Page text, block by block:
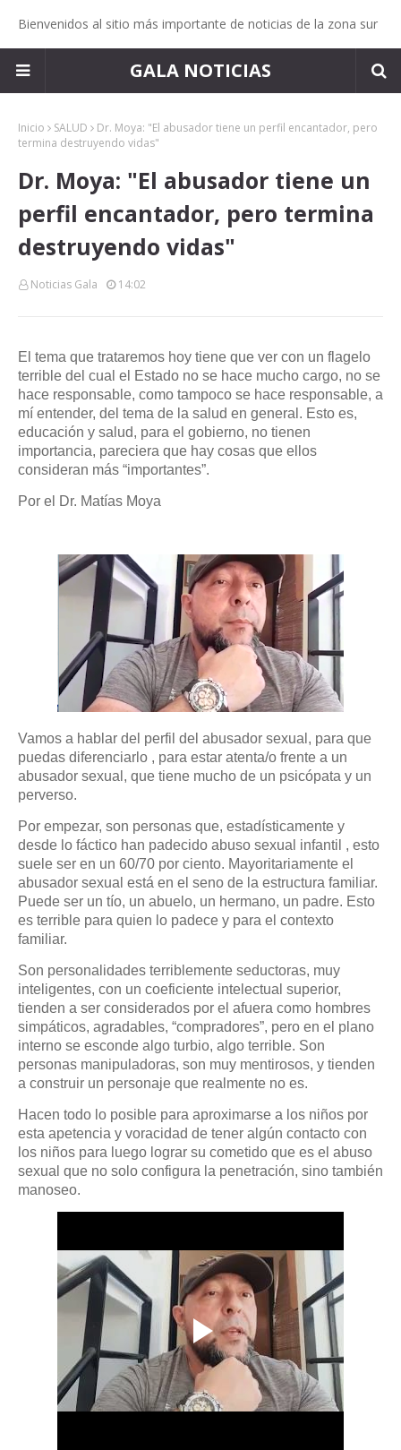
Bienvenidos al sitio más importante de noticias de la zona sur
GALA NOTICIAS
Inicio SALUD
Dr. Moya: "El abusador tiene un perfil encantador, pero
termina destruyendo vidas"
Dr. Moya: "El abusador tiene un
perfil encantador, pero termina
destruyendo vidas"
Noticias Gala 14:02
El tema que trataremos hoy tiene que ver con un flagelo
terrible del cual el Estado no se hace mucho cargo, no se
hace responsable, como tampoco se hace responsable, a
mí entender, del tema de la salud en general. Esto es,
educación y salud, para el gobierno, no tienen
importancia, pareciera que hay cosas que ellos
consideran más “importantes”.
Por el Dr. Matías Moya
Vamos a hablar del perfil del abusador sexual, para que
puedas diferenciarlo , para estar atenta/o frente a un
abusador sexual, que tiene mucho de un psicópata y un
perverso.
Por empezar, son personas que, estadísticamente y
desde lo fáctico han padecido abuso sexual infantil , esto
suele ser en un 60/70 por ciento. Mayoritariamente el
abusador sexual está en el seno de la estructura familiar.
Puede ser un tío, un abuelo, un hermano, un padre. Esto
es terrible para quien lo padece y para el contexto
familiar.
Son personalidades terriblemente seductoras, muy
inteligentes, con un coeficiente intelectual superior,
tienden a ser considerados por el afuera como hombres
simpáticos, agradables, “compradores”, pero en el plano
interno se esconde algo turbio, algo terrible. Son
personas manipuladoras, son muy mentirosos, y tienden
a construir un personaje que realmente no es.
Hacen todo lo posible para aproximarse a los niños por
esta apetencia y voracidad de tener algún contacto con
los niños para luego lograr su cometido que es el abuso
sexual que no solo configura la penetración, sino también
manoseo.